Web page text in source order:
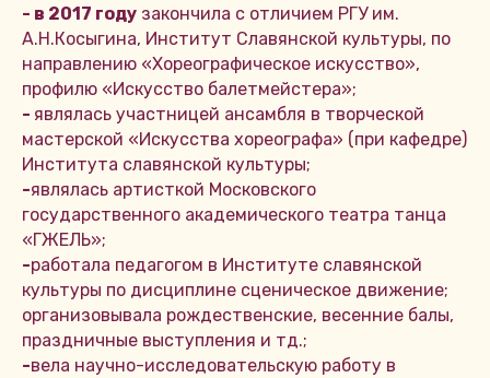
- в 2017 году закончила с отличием РГУ им.
А.Н.Косыгина, Институт Славянской культуры, по
направлению «Хореографическое искусство»,
профилю «Искусство балетмейстера»;
- являлась участницей ансамбля в творческой
мастерской «Искусства хореографа» (при кафедре)
Института славянской культуры;
-являлась артисткой Московского
государственного академического театра танца
«ГЖЕЛЬ»;
-работала педагогом в Институте славянской
культуры по дисциплине сценическое движение;
организовывала рождественские, весенние балы,
праздничные выступления и тд.;
-вела научно-исследовательскую работу в